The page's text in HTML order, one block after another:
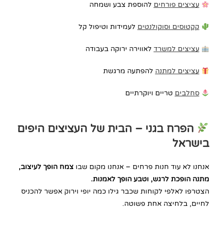
עציצים פורחים להוספת צבע ושמחה
קקטוסים וסוקולנטים לעמידות וטיפול קל
עציצים למשרד לאווירה ירוקה בעבודה
עציצים למתנה להפתעה מרגשת
סחלבים טריים ויוקרתיים
הפרח בגני – הבית של העציצים היפים
בישראל
אנחנו לא עוד חנות פרחים – אנחנו מקום שבוצמח הופך לעיצוב,
מתנה הופכת לרגש, וטבע הופך לאמנות.
הצטרפו לאלפי לקוחות שכבר גילו כמה יופי וירוק אפשר להכניס
לחיים, בלחיצה אחת פשוטה.